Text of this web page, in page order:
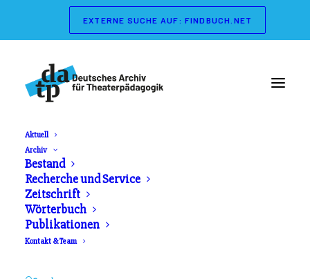
EXTERNE SUCHE AUF: FINDBUCH.NET
Aktuell
Archiv
Bestand
Recherche und Service
Zeitschrift
Wörterbuch
Publikationen
Kontakt & Team
Wörterbuch der
Theaterpädagogik
Herausgeber: Gerd Koch, Marianne Streisand.